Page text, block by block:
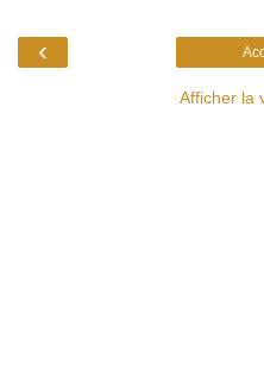
‹
Afficher la